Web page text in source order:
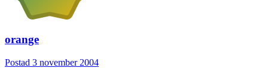
orange
Postad 3 november 2004